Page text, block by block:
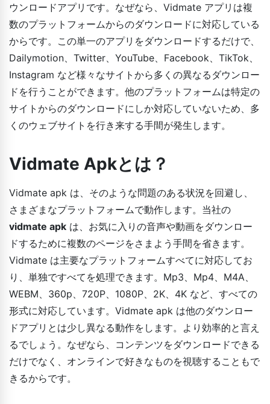
ウンロードアプリです。なぜなら、Vidmate アプリは複
数のプラットフォームからのダウンロードに対応している
からです。この単一のアプリをダウンロードするだけで、
Dailymotion、Twitter、YouTube、Facebook、TikTok、
Instagram など様々なサイトから多くの異なるダウンロー
ドを行うことができます。他のプラットフォームは特定の
サイトからのダウンロードにしか対応していないため、多
くのウェブサイトを行き来する手間が発生します。
Vidmate Apkとは？
Vidmate apk は、そのような問題のある状況を回避し、
さまざまなプラットフォームで動作します。当社の
vidmate apk は、お気に入りの音声や動画をダウンロー
ドするために複数のページをさまよう手間を省きます。
Vidmate は主要なプラットフォームすべてに対応してお
り、単独ですべてを処理できます。Mp3、Mp4、M4A、
WEBM、360p、720P、1080P、2K、4K など、すべての
形式に対応しています。Vidmate apk は他のダウンロー
ドアプリとは少し異なる動作をします。より効率的と言え
るでしょう。なぜなら、コンテンツをダウンロードできる
だけでなく、オンラインで好きなものを視聴することもで
きるからです。